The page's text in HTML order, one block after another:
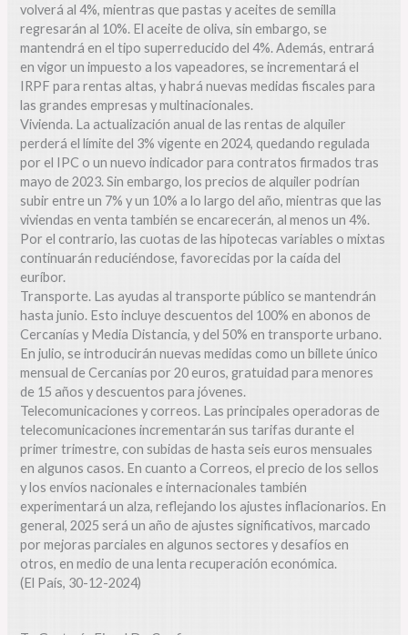
volverá al 4%, mientras que pastas y aceites de semilla
regresarán al 10%. El aceite de oliva, sin embargo, se
mantendrá en el tipo superreducido del 4%. Además, entrará
en vigor un impuesto a los vapeadores, se incrementará el
IRPF para rentas altas, y habrá nuevas medidas fiscales para
las grandes empresas y multinacionales.
Vivienda. La actualización anual de las rentas de alquiler
perderá el límite del 3% vigente en 2024, quedando regulada
por el IPC o un nuevo indicador para contratos firmados tras
mayo de 2023. Sin embargo, los precios de alquiler podrían
subir entre un 7% y un 10% a lo largo del año, mientras que las
viviendas en venta también se encarecerán, al menos un 4%.
Por el contrario, las cuotas de las hipotecas variables o mixtas
continuarán reduciéndose, favorecidas por la caída del
euríbor.
Transporte. Las ayudas al transporte público se mantendrán
hasta junio. Esto incluye descuentos del 100% en abonos de
Cercanías y Media Distancia, y del 50% en transporte urbano.
En julio, se introducirán nuevas medidas como un billete único
mensual de Cercanías por 20 euros, gratuidad para menores
de 15 años y descuentos para jóvenes.
Telecomunicaciones y correos. Las principales operadoras de
telecomunicaciones incrementarán sus tarifas durante el
primer trimestre, con subidas de hasta seis euros mensuales
en algunos casos. En cuanto a Correos, el precio de los sellos
y los envíos nacionales e internacionales también
experimentará un alza, reflejando los ajustes inflacionarios. En
general, 2025 será un año de ajustes significativos, marcado
por mejoras parciales en algunos sectores y desafíos en
otros, en medio de una lenta recuperación económica.
(El País, 30-12-2024)